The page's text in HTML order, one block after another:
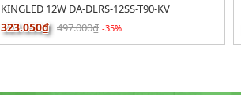
KINGLED 12W DA-DLRS-12SS-T90-KV
323.050₫ 497.000₫ -35%